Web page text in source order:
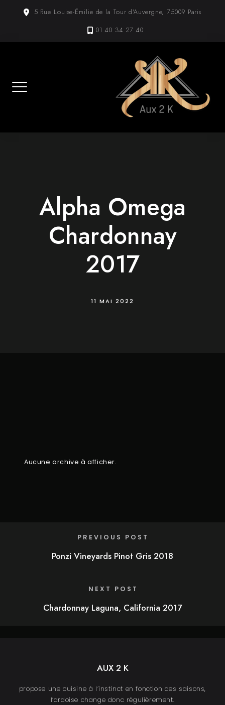
5 Rue Louise-Émilie de la Tour d'Auvergne, 75009 Paris
01 40 34 27 40
Alpha Omega
Chardonnay
2017
11 MAI 2022
Aucune archive à afficher.
PREVIOUS POST
Ponzi Vineyards Pinot Gris 2018
NEXT POST
Chardonnay Laguna, California 2017
AUX 2 K
propose une cuisine à l’instinct en fonction des saisons,
l’ardoise change donc régulièrement.